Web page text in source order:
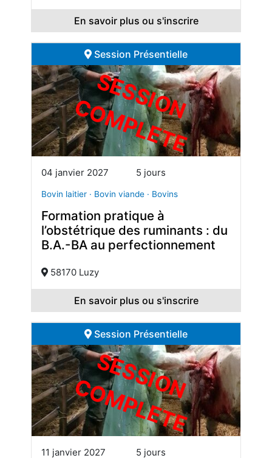
En savoir plus ou s'inscrire
Session Présentielle
S
E
S
S
I
O
N C
O
M
P
L
E
T
E
04 janvier 2027 5 jours
Bovin laitier · Bovin viande · Bovins
Formation pratique à
l’obstétrique des ruminants : du
B.A.-BA au perfectionnement
58170 Luzy
En savoir plus ou s'inscrire
Session Présentielle
S
E
S
S
I
O
N C
O
M
P
L
E
T
E
11 janvier 2027 5 jours